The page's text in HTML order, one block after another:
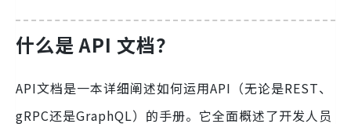
什么是 API 文档？
API文档是一本详细阐述如何运用API（无论是REST、
gRPC还是GraphQL）的手册。它全面概述了开发人员